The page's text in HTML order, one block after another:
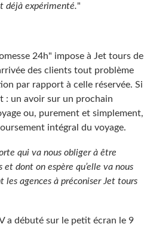
déjà expérimenté."
24h" impose à Jet tours de
des clients tout problème
par rapport à celle réservée. Si
: un avoir sur un prochain
ou, purement et simplement,
intégral du voyage.
qui va nous obliger à être
dont on espère qu’elle va nous
agences à préconiser Jet tours
a débuté sur le petit écran le 9